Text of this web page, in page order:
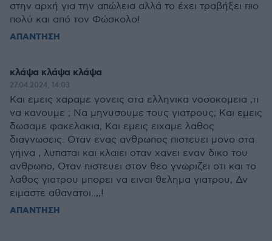
στην αρχή για την απώλεια αλλά το έχει τραβήξει πιο
πολύ και από τον Φώσκολο!
ΑΠΑΝΤΗΣΗ
κλάψα κλάψα κλάψα
27.04.2024, 14:03
Και εμεις χαραμε γονεις στα ελληνικα νοσοκομεια ,τι
να κανουμε ; Να μηνυσουμε τους γιατρους; Και εμεις
δωσαμε φακελακια, Και εμεις ειχαμε λαθος
διαγνωσεις. Οταν ενας ανθρωπος πιστευει μονο στα
γηινα , λυπαται και κλαιει οταν χανει εναν δικο του
ανθρωπο, Οταν πιστευει στον θεο γνωριζει οτι και το
λαθος γιατρου μπορει να ειναι θελημα γιατρου, Δν
ειμαστε αθανατοι..,,!
ΑΠΑΝΤΗΣΗ